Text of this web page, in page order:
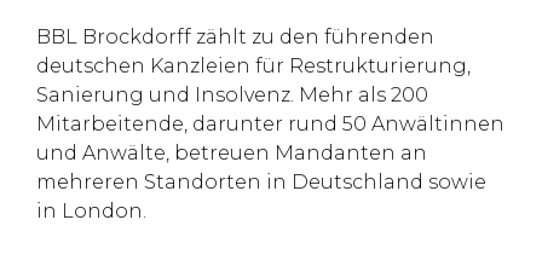
BBL Brockdorff zählt zu den führenden
deutschen Kanzleien für Restrukturierung,
Sanierung und Insolvenz. Mehr als 200
Mitarbeitende, darunter rund 50 Anwältinnen
und Anwälte, betreuen Mandanten an
mehreren Standorten in Deutschland sowie
in London.